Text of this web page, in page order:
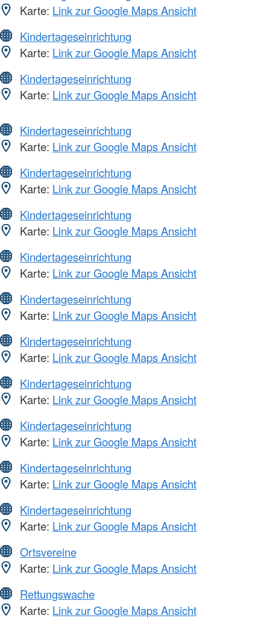
Karte: Link zur Google Maps Ansicht
Kindertageseinrichtung
Karte: Link zur Google Maps Ansicht
Kindertageseinrichtung
Karte: Link zur Google Maps Ansicht
Kindertageseinrichtung
Karte: Link zur Google Maps Ansicht
Kindertageseinrichtung
Karte: Link zur Google Maps Ansicht
Kindertageseinrichtung
Karte: Link zur Google Maps Ansicht
Kindertageseinrichtung
Karte: Link zur Google Maps Ansicht
Kindertageseinrichtung
Karte: Link zur Google Maps Ansicht
Kindertageseinrichtung
Karte: Link zur Google Maps Ansicht
Kindertageseinrichtung
Karte: Link zur Google Maps Ansicht
Kindertageseinrichtung
Karte: Link zur Google Maps Ansicht
Kindertageseinrichtung
Karte: Link zur Google Maps Ansicht
Kindertageseinrichtung
Karte: Link zur Google Maps Ansicht
Ortsvereine
Karte: Link zur Google Maps Ansicht
Rettungswache
Karte: Link zur Google Maps Ansicht